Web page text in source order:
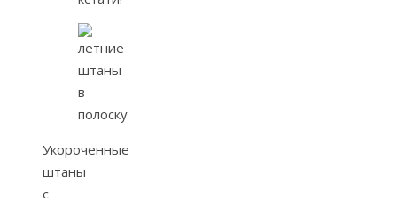
Укороченные
штаны
с